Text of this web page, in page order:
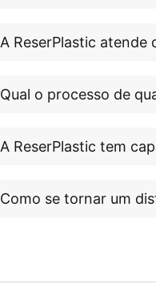
A ReserPlastic atende
Qual o processo de
A ReserPlastic tem
Como se tornar um